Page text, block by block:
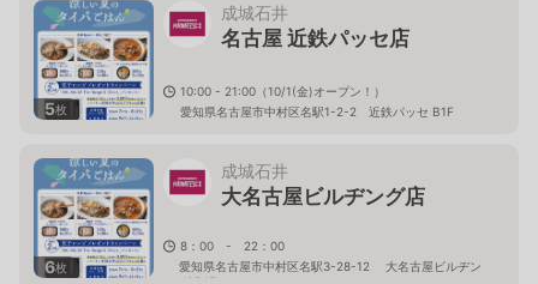
5枚
成城石井
名古屋 近鉄パッセ店
10:00 - 21:00（10/1(金)オープン！）
愛知県名古屋市中村区名駅1-2-2 近鉄パッセ B1F
6枚
成城石井
大名古屋ビルヂング店
8：00 - 22：00
愛知県名古屋市中村区名駅3-28-12 大名古屋ビルヂン